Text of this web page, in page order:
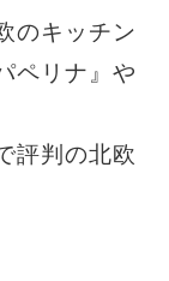
のキッチン
ペリナ』や
評判の北欧